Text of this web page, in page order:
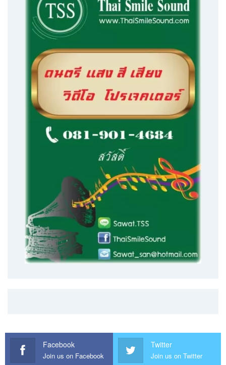
Facebook
Join us on Facebook
Twitter
Join us on Twitter